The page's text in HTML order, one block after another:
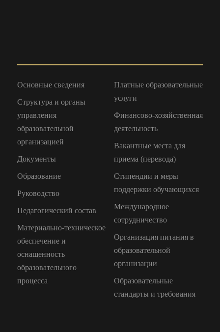
Основные сведения
Структура и органы
управления
образовательной
организацией
Документы
Образование
Руководство
Педагогический состав
Материально-техническое
обеспечение и
оснащенность
образовательного
процесса
Платные образовательные
услуги
Финансово-хозяйственная
деятельность
Вакантные места для
приема (перевода)
Стипендии и меры
поддержки обучающихся
Международное
сотрудничество
Организация питания в
образовательной
организации
Образовательные
стандарты и требования